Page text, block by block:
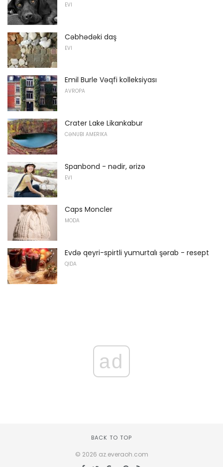
EVI
Cəbhədəki daş
EVI
Emil Burle Vəqfi kolleksiyası
AVROPA
Crater Lake Likankabur
CƏNUBI AMERIKA
Spanbond - nədir, ərizə
EVI
Caps Moncler
MODA
Evdə qeyri-spirtli yumurtalı şərab - resept
QIDA
ad
BACK TO TOP
© 2026 az.everaoh.com